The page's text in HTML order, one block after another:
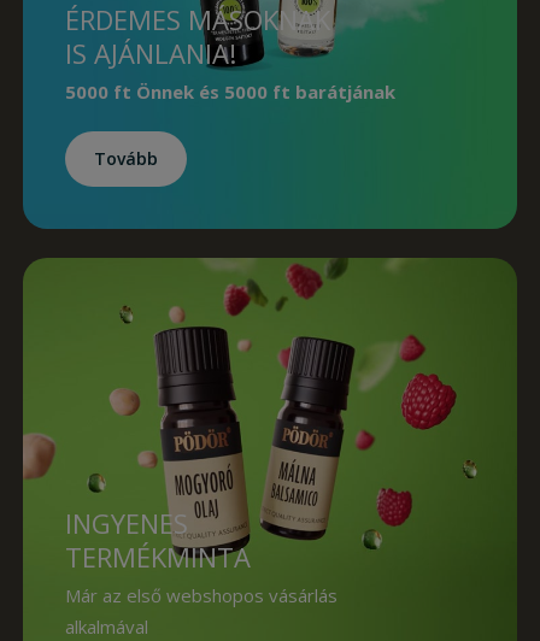
ÉRDEMES MÁSOKNAK
IS AJÁNLANIA!
5000 ft Önnek és 5000 ft barátjának
Tovább
INGYENES
TERMÉKMINTA
Már az első webshopos vásárlás
alkalmával